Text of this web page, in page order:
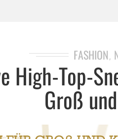
FASHION,
High-Top-
Groß